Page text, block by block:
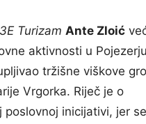
3E Turizam Ante Zloić
aktivnosti u
tržišne viškove
Vrgorka. Riječ je o
poslovnoj inicijativi, jer